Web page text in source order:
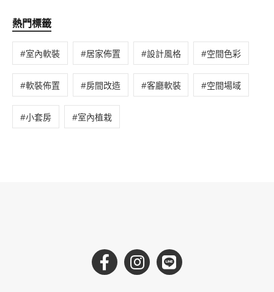
熱門標籤
#室內軟裝 #居家佈置 #設計風格 #空間色彩
#軟裝佈置 #房間改造 #客廳軟裝 #空間場域
#小套房 #室內植栽